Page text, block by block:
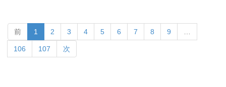
前 1 2 3 4 5 6 7 8 9
106 107 次